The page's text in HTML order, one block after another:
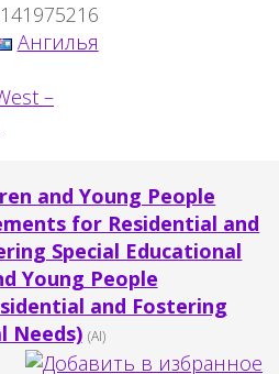
141975216
Ангилья
–
and Young People
for Residential and
Special Educational
Young People
and Fostering
Needs) (AI)